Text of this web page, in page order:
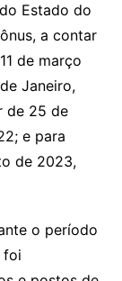
Estado do
a contar
de março
Janeiro,
de 25 de
e para
de 2023,
o período
foi